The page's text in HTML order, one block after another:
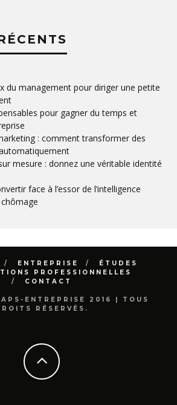
du management pour diriger une petite
pour gagner du temps et
: comment transformer des
mesure : donnez une véritable identité
face à l’essor de l’intelligence
ENTREPRISE
ÉTUDES
PROFESSIONNELLES
CONTACT
ENTREPRISE 2016 | TOUS
RÉSERVÉS.